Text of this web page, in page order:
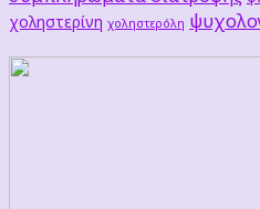
χοληστερίνη χοληστερόλη